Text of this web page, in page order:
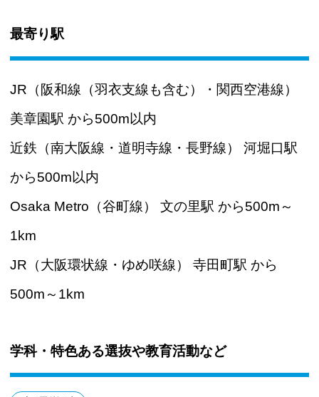
最寄り駅
JR（阪和線（羽衣支線も含む）・関西空港線）
美章園駅 から500m以内
近鉄（南大阪線・道明寺線・長野線） 河堀口駅
から500m以内
Osaka Metro（谷町線） 文の里駅 から500m～
1km
JR（大阪環状線・ゆめ咲線） 寺田町駅 から
500m～1km
学科・特色ある選抜や教育活動など